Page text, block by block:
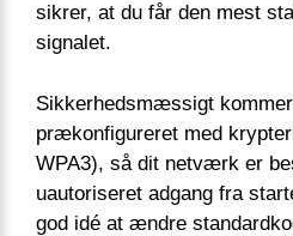
sikrer, at du får den mest
signalet.
Sikkerhedsmæssigt
prækonfigureret med
WPA3), så dit netværk er
uautoriseret adgang fra
god idé at ændre